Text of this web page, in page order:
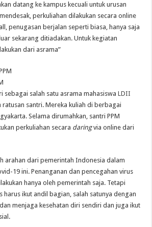
datang ke kampus kecuali untuk urusan
perkuliahan dilakukan secara online
penugasan berjalan seperti biasa, hanya saja
sekarang ditiadakan. Untuk kegiatan
dari asrama”
sebagai salah satu asrama mahasiswaLDII
ratusan santri. Mereka kuliah di berbagai
Selama dirumahkan, santri PPM
perkuliahan secara daringvia online dari
arahan dari pemerintah Indonesia dalam
19 ini. Penanganan dan pencegahan virus
hanya oleh pemerintah saja. Tetapi
harus ikut andil bagian, salah satunya dengan
menjaga kesehatan diri sendiri dan juga ikut